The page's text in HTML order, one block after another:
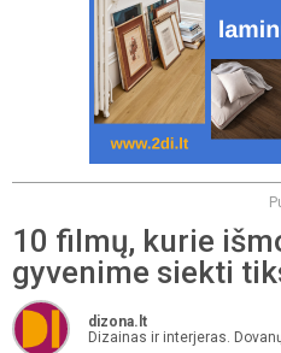
10 filmų, kurie
gyvenime siekti
dizona.lt
Dizainas ir interjeras.